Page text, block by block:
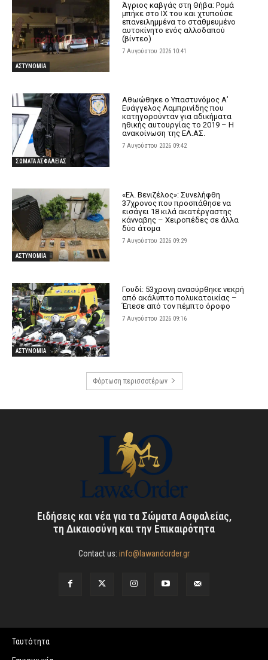
ΑΣΤΥΝΟΜΙΑ
Άγριος καβγάς στη Θήβα: Ρομά
μπήκε στο ΙΧ του και χτυπούσε
επανειλημμένα το σταθμευμένο
αυτοκίνητο ενός αλλοδαπού
(βίντεο)
7 Αυγούστου 2026 10:41
ΣΩΜΑΤΑ ΑΣΦΑΛΕΙΑΣ
Αθωώθηκε ο Υπαστυνόμος Α’
Ευάγγελος Λαμπρινίδης που
κατηγορούνταν για αδικήματα
ηθικής αυτουργίας το 2019 – Η
ανακοίνωση της ΕΛ.ΑΣ.
7 Αυγούστου 2026 09:42
ΑΣΤΥΝΟΜΙΑ
«Ελ. Βενιζέλος»: Συνελήφθη
37χρονος που προσπάθησε να
εισάγει 18 κιλά ακατέργαστης
κάνναβης – Χειροπέδες σε άλλα
δύο άτομα
7 Αυγούστου 2026 09:29
ΑΣΤΥΝΟΜΙΑ
Γουδί: 53χρονη ανασύρθηκε νεκρή
από ακάλυπτο πολυκατοικίας –
Έπεσε από τον πέμπτο όροφο
7 Αυγούστου 2026 09:16
Φόρτωση περισσοτέρων
Ειδήσεις και νέα για τα Σώματα Ασφαλείας,
τη Δικαιοσύνη και την Επικαιρότητα
Contact us: info@lawandorder.gr
Ταυτότητα